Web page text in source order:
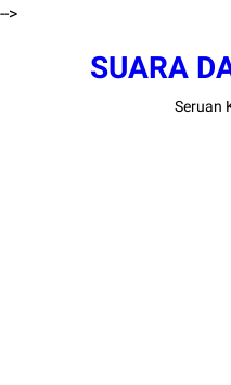
-->
SUARA
Seruan